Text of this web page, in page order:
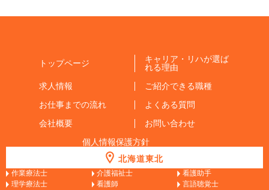
トップページ
キャリア・リハが選ば
れる理由
求人情報
ご紹介できる職種
お仕事までの流れ
よくある質問
会社概要
お問い合わせ
個人情報保護方針
北海道東北
作業療法士 介護福祉士
看護助手
理学療法士
看護師
言語聴覚士